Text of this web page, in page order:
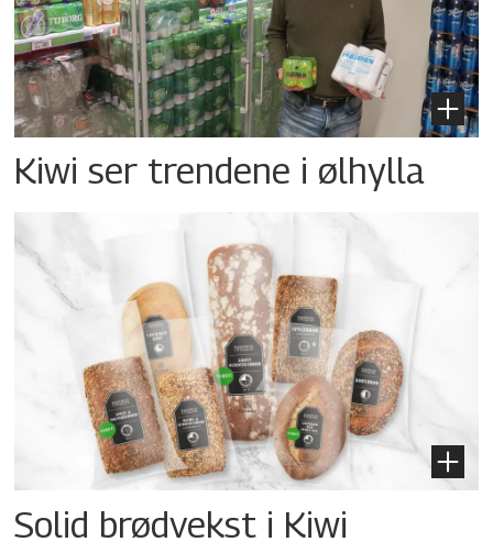
Kiwi ser trendene i ølhylla
Solid brødvekst i Kiwi